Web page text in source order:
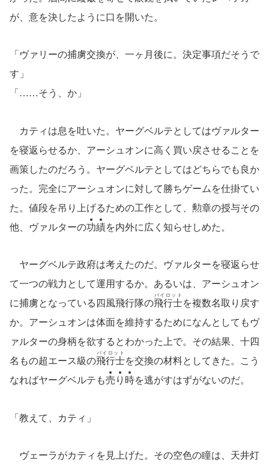
が、意を決したように口を開いた。
「ヴァリーの捕虜交換が、一ヶ月後に。決定事項だそうで
す」
「……そう、か」
カティは息を吐いた。ヤーグベルテとしてはヴァルター
を寝返らせるか、アーシュオンに高く買い戻させることを
画策したのだろう。ヤーグベルテとしてはどちらでも良か
った。完全にアーシュオンに対して勝ちゲームを仕掛てい
た。値段を吊り上げるための工作として、勲章の授与その
他、ヴァルターの功績を内外に広く知らせしめた。
ヤーグベルテ政府は考えたのだ。ヴァルターを寝返らせ
て一つの戦力として運用するか。あるいは、アーシュオン
に捕虜となっている四風飛行隊の飛行士
パイロット
を複数名取り戻す
か。アーシュオンは体面を維持するためになんとしてもヴ
ァルターの身柄を欲するとわかった上で。その結果、十四
名もの超エース級の飛行士
パイロット
を交換の材料としてきた。こう
なればヤーグベルテも売 り 時を逃がすはずがないのだ。
「教えて、カティ」
ヴェーラがカティを見上げた。その空色の瞳は、天井灯